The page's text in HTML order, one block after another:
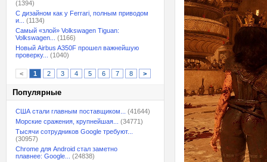
(1394)
С дизайном как у Ferrari, полным приводом
и...
(1134)
Самый «злой» Volkswagen Tiguan:
Volkswagen...
(1166)
Новый Airbus A350F прошел важнейшую
проверку...
(1040)
< 1 2 3 4 5 6 7 8 >
Популярные
США стали главным поставщиком...
(41644)
Морские сражения, крупнейшая...
(34771)
Тысячи сотрудников Google требуют...
(30957)
Chrome для Android стал заметно
плавнее: Google...
(24838)